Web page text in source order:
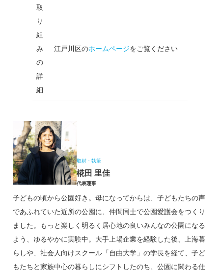
取
り
組
み
の
詳
細
江戸川区のホームページをご覧ください
取材・執筆
椛田 里佳
代表理事
子どもの頃から公園好き。母になってからは、子どもたちの声
であふれていた近所の公園に、仲間同士で公園愛護会をつくり
ました。もっと楽しく明るく居心地の良いみんなの公園になる
よう、ゆるやかに実験中。大手上場企業を経験した後、上海暮
らしや、社会人向けスクール「自由大学」の学長を経て、子ど
もたちと家族中心の暮らしにシフトしたのち、公園に関わる仕